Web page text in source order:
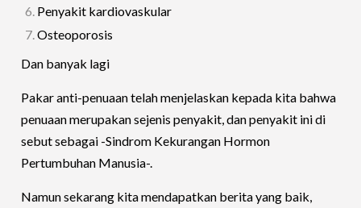
Penyakit kardiovaskular
Osteoporosis
Dan banyak lagi
Pakar anti-penuaan telah menjelaskan kepada kita bahwa
penuaan merupakan sejenis penyakit, dan penyakit ini di
sebut sebagai -Sindrom Kekurangan Hormon
Pertumbuhan Manusia-.
Namun sekarang kita mendapatkan berita yang baik,